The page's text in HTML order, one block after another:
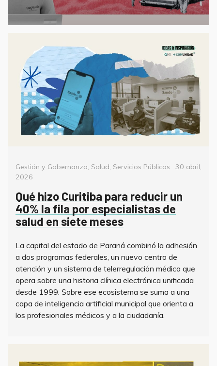
Categorías
Gestión y Gobernanza, Salud, Servicios Públicos
Posted
30 abril,
2026
Qué hizo Curitiba para reducir un
40% la fila por especialistas de
salud en siete meses
La capital del estado de Paraná combinó la adhesión
a dos programas federales, un nuevo centro de
atención y un sistema de telerregulación médica que
opera sobre una historia clínica electrónica unificada
desde 1999. Sobre ese ecosistema se suma a una
capa de inteligencia artificial municipal que orienta a
los profesionales médicos y a la ciudadanía.